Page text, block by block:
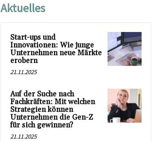
Aktuelles
Start-ups und
Innovationen: Wie junge
Unternehmen neue Märkte
erobern
21.11.2025
Auf der Suche nach
Fachkräften: Mit welchen
Strategien können
Unternehmen die Gen-Z
für sich gewinnen?
21.11.2025